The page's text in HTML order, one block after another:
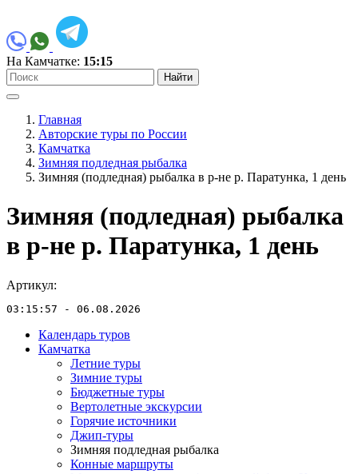
На Камчатке: 15:15
Найти
Главная
Авторские туры по России
Камчатка
Зимняя подледная рыбалка
Зимняя (подледная) рыбалка в р-не р. Паратунка, 1 день
Зимняя (подледная) рыбалка
в р-не р. Паратунка, 1 день
Артикул:
03:15:57 - 06.08.2026
Календарь туров
Камчатка
Летние туры
Зимние туры
Бюджетные туры
Вертолетные экскурсии
Горячие источники
Джип-туры
Зимняя подледная рыбалка
Конные маршруты